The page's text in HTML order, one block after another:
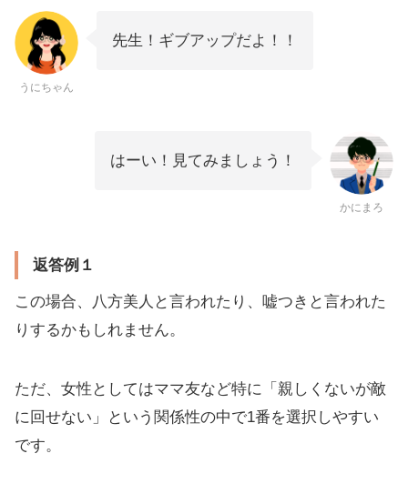
うにちゃん
先生！ギブアップだよ！！
はーい！見てみましょう！
かにまろ
返答例１
この場合、八方美人と言われたり、嘘つきと言われた
りするかもしれません。
ただ、女性としてはママ友など特に「親しくないが敵
に回せない」という関係性の中で1番を選択しやすい
です。